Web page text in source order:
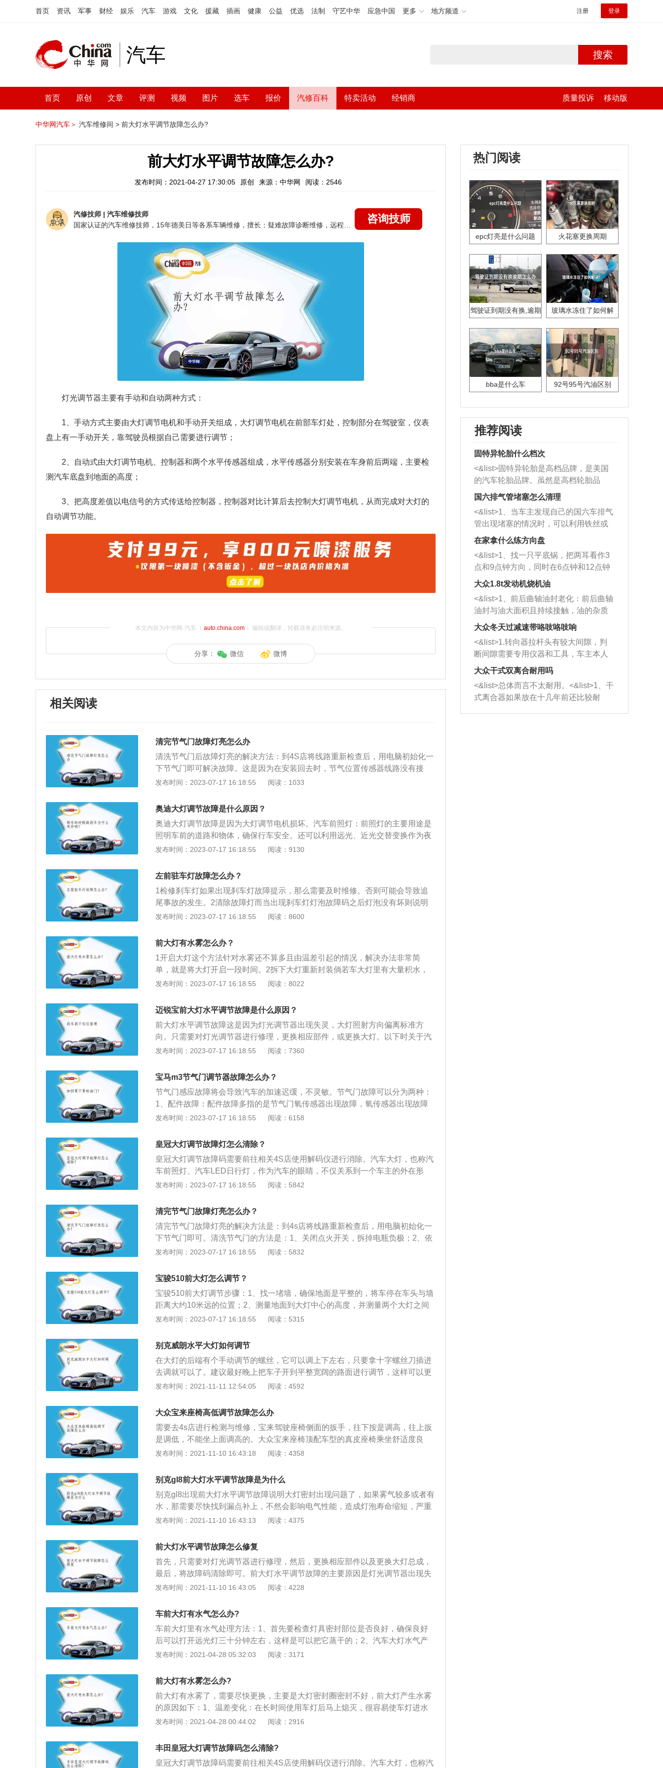
首页 资讯 军事 财经 娱乐 汽车 游戏 文化 援藏 插画 健康 公益 优选 法制 守艺中华 应急中国 更多 地方频道 注册 登录
汽车 搜索
首页 原创 文章 评测 视频 图片 选车 报价 汽修百科 特卖活动 经销商 质量投诉 移动版
中华网汽车＞ 汽车维修间 > 前大灯水平调节故障怎么办?
前大灯水平调节故障怎么办?
发布时间：2021-04-27 17:30:05 原创 来源：中华网 阅读：2546
汽修技师 | 汽车维修技师
咨询技师
灯光调节器主要有手动和自动两种方式：
1、手动方式主要由大灯调节电机和手动开关组成，大灯调节电机在前部车灯处，控制部分在驾驶室，仪表
盘上有一手动开关，靠驾驶员根据自己需要进行调节；
2、自动式由大灯调节电机、控制器和两个水平传感器组成，水平传感器分别安装在车身前后两端，主要检
测汽车底盘到地面的高度；
3、把高度差值以电信号的方式传送给控制器，控制器对比计算后去控制大灯调节电机，从而完成对大灯的
自动调节功能。
本文内容为中华网·汽车（ auto.china.com）编辑或翻译，转载请务必注明来源。
分享： 微信 微博
相关阅读
清完节气门故障灯亮怎么办
清洗节气门后故障灯亮的解决方法：到4S店将线路重新检查后，用电脑初始化一
下节气门即可解决故障。这是因为在安装回去时，节气位置传感器线路没有接
好，或者是节气门没有完全回位时，就点火启动车辆，从而造成传感器信号异
变量是踩了多少油门的反应。如果多踩油门，此时节气门会开得更多，进气量也
会更多。节气门故障会导至气缸不密闭，有漏混合气现象。如缸里的压力不够，
打火很艰难高压电还有，就是缸内压力和混合燃料气体压缩温度达不到引燃条
件，严重时冷机跟本无法着车，燃烧不完全，机车没有力，还有会造成打屁现象
排气管打炮声。
发布时间：2023-07-17 16:18:55 阅读：1033
奥迪大灯调节故障是什么原因？
奥迪大灯调节故障是因为大灯调节电机损坏。汽车前照灯：前照灯的主要用途是
照明车前的道路和物体，确保行车安全。还可以利用远光、近光交替变换作为夜
间超车信号。前照灯安装在汽车头部的两侧，每辆车装2只或4只。灯泡功率为远
低的位置。它是在有雾、下雪、大雨或尘埃弥漫等能见度低的情况下，作为道路
照明并为迎面来车提供信号的灯具。灯光多为黄色，这是因为黄色光波较长，有
良好的透雾性能。灯泡功率一般为35W。
发布时间：2023-07-17 16:18:55 阅读：9130
左前驻车灯故障怎么办？
1检修刹车灯如果出现刹车灯故障提示，那么需要及时维修。否则可能会导致追
尾事故的发生。2清除故障灯而当出现刹车灯灯泡故障码之后灯泡没有坏则说明
是车辆故障码出现异常，到维修店进行消除故障码即可。
发布时间：2023-07-17 16:18:55 阅读：8600
前大灯有水雾怎么办？
1开启大灯这个方法针对水雾还不算多且由温差引起的情况，解决办法非常简
单，就是将大灯开启一段时间。2拆下大灯重新封装倘若车大灯里有大量积水，
解决方法只有打开密封胶，将大灯拆下，仔细检查3直接更换灯罩或大灯这种情
打到大灯锁导致。
发布时间：2023-07-17 16:18:55 阅读：8022
迈锐宝前大灯水平调节故障是什么原因？
前大灯水平调节故障这是因为灯光调节器出现失灵，大灯照射方向偏离标准方
向。只需要对灯光调节器进行修理，更换相应部件，或更换大灯。以下时关于汽
车大灯的相关介绍：1、汽车大灯的简介：汽车大灯，也称汽车前照灯、汽车LE
坏天气条件下的安全驾驶紧密联系。车灯的使用及保养，不可忽略。2、汽车大
灯的发展史：第一个汽车前大灯是家用手提灯，1887年，一个驾驶员在黑暗的旷
野上迷路时，一位农民用手提灯把其引回家。1988年，美国公司将电灯抛物面反
射镜推广于大灯、侧灯和尾灯。
发布时间：2023-07-17 16:18:55 阅读：7360
宝马m3节气门调节器故障怎么办？
节气门感应故障将会导致汽车的加速迟缓，不灵敏。节气门故障可以分为两种：
1、配件故障：配件故障多指的是节气门氧传感器出现故障，氧传感器出现故障
的原因是使用劣质燃油，尤其是掺加了硫的燃油。这种情况下，可以进行更换氧
度过低，进而导致一系列问题。适量规范的节气门清洗可以保证发动机正常工
作，不过清洗一定要有节制，过度的清洗会导致节气门过早报废。
发布时间：2023-07-17 16:18:55 阅读：6158
皇冠大灯调节故障灯怎么清除？
皇冠大灯调节故障码需要前往相关4S店使用解码仪进行消除。汽车大灯，也称汽
车前照灯、汽车LED日行灯，作为汽车的眼睛，不仅关系到一个车主的外在形
象，更与夜间开车或坏天气条件下的安全驾驶紧密联系。汽车车灯的分类如下：
路情况，使驾驶者可以在黑夜里安全的行车。2、组合尾灯。组合尾灯在汽车的
后部，起照明和信号作用。3、转向灯。用来向其它道路使用者表示左转或者右
转向的灯具，法规要求为琥珀色。4、牌照灯。牌照灯主要是照明车牌，使人们
在黑夜中辨别车辆。
发布时间：2023-07-17 16:18:55 阅读：5842
清完节气门故障灯亮怎么办？
清完节气门故障灯亮的解决方法是：到4s店将线路重新检查后，用电脑初始化一
下节气门即可。清洗节气门的方法是：1、关闭点火开关，拆掉电瓶负极；2、依
次拆掉油门线、进气软管、固定节气门的螺丝；3、用清洗剂对节气门清洗，清
用清洗剂；2、要把进气的密封部位清洗干净；3、清洗时要拆除进气管，露出节
气门后拆掉电瓶负极。
发布时间：2023-07-17 16:18:55 阅读：5832
宝骏510前大灯怎么调节？
宝骏510前大灯调节步骤：1、找一堵墙，确保地面是平整的，将车停在车头与墙
距离大约10米远的位置；2、测量地面到大灯中心的高度，并测量两个大灯之间
的距离；3、在墙上比大灯低0.1米的地方张贴一个水平遮蔽胶带，并确保胶带在
墙上胶带的中间；6、继续调整垂直调节螺丝，直到大灯光束是径直向前，为了
确保调整的正确性，测量墙上光束的高度和大灯的高度，确保两者的数值是相等
的；7、调完后坐到车里看下，是否达到想要的目的。宝骏510车身尺寸长宽高分
别为4220mm、1740mm、1615mm。
发布时间：2023-07-17 16:18:55 阅读：5315
别克威朗水平大灯如何调节
在大灯的后端有个手动调节的螺丝，它可以调上下左右，只要拿十字螺丝刀插进
去调就可以了。建议最好晚上把车子开到平整宽阔的路面进行调节，这样可以更
好地看出调节时摆动的方向。汽车大灯长期在震动，高低不平的路段下行驶，会
好的作用了，它可以把灯光重偏离方向调节到正常方向，从而改善照明效果。其
中有一个调节开关按住安装在仪表盘上，有5个档位包括0，1,2,3和默认档位，另
外一个执行大灯调节器在大灯内部。汽车的大灯分为远光灯和近光灯，远光灯光
源高而远，一般用于光线黑暗没有路灯的路道，高速，郊外使用。两车相会时在
150米左右应该把远光灯变成近光灯，窄桥窄路都不可使用远光灯。近光灯光源
发布时间：2021-11-11 12:54:05 阅读：4592
大众宝来座椅高低调节故障怎么办
需要去4s店进行检测与维修，宝来驾驶座椅侧面的扳手，往下按是调高，往上扳
是调低，不能坐上面调高的。大众宝来座椅顶配车型的真皮座椅乘坐舒适度良
好，身材偏瘦的同事坐上去宽度刚好，但体重稍胖的人可能会感觉宽度略有不
下、前后和座椅靠背角度调节外，顶配车型的座椅还带有背部支撑调节功能。汽
车座椅司乘人员提供便于操作、舒适安全的驾驶、乘坐位置。它应具备以下条
件：1、整个车厢内座椅的布置应合理，特别是驾驶员座椅必须处在最佳位置；
2、座椅的外形设计必须符合人体生理功能，在保证舒适性的前提下力求美观；
3、座椅必须安全可靠，应有足够的强度、刚度与耐久性，结构紧凑并尽可能地
置，以确保安全。
发布时间：2021-11-10 16:43:18 阅读：4358
别克gl8前大灯水平调节故障是为什么
别克gl8出现前大灯水平调节故障说明大灯密封出现问题了，如果雾气较多或者有
水，那需要尽快找到漏点补上，不然会影响电气性能，造成灯泡寿命缩短，严重
的可能会短路。如果只是有一点，那就勤观察会不会变多，没有变多趋势就不用
手动开关组成，大灯调节电机在前部车灯处，控制部分在驾驶室，仪表盘上有一
手动开关，靠驾驶员根据自己需要进行调节。自动式由大灯调节电机、控制器和
两个水平传感器组成，水平传感器分别安装在车身前后两端，主要检测汽车底盘
到地面的高度，把高度差值以电信号的方式传送给控制器，控制器对比计算后去
控制大灯调节电机，从而完成对大灯的自动调节功能。
发布时间：2021-11-10 16:43:13 阅读：4375
前大灯水平调节故障怎么修复
首先，只需要对灯光调节器进行修理，然后，更换相应部件以及更换大灯总成，
最后，将故障码清除即可。前大灯水平调节故障的主要原因是灯光调节器出现失
灵，导致大灯照射方向偏离标准方向的现象。灯光汽车上非常重要的照明设备，
线的清晰，从而保证驾驶的安全性。因此，如果灯光出现了故障以及损坏，一定
要及时进行维修，这样才能保证车辆的正常行驶。但是在使用灯光的过程中需要
注意的是，一般在照明情况较好的环境中使用近光灯，不可使用远光灯。因为远
光灯会引起对向车辆驾驶者的眩晕，阻碍视线，很容易引发交通事故，同时这也
是一种很不礼貌的行为。因此，建议驾驶者在城市路段尽量不要使用远光灯。但
发布时间：2021-11-10 16:43:05 阅读：4228
车前大灯有水气怎么办?
车前大灯里有水气处理方法：1、首先要检查灯具密封部位是否良好，确保良好
后可以打开远光灯三十分钟左右，这样是可以把它蒸干的；2、汽车大灯水气产
生的原因：经过太阳照射或开大灯，会使大灯内部空气的温度升高，空气中的水
的；3、另外，有些前大灯并没有采用全密封结构的，设计有通风管，目的在于
实现灯内外的压力平衡；4、所以发生大灯透光镜表面有水气的现象是属于自然
现象来的，这个会随着使用时间延长而自然消失的。
发布时间：2021-04-28 05:32:03 阅读：3171
前大灯有水雾怎么办?
前大灯有水雾了，需要尽快更换，主要是大灯密封圈密封不好，前大灯产生水雾
的原因如下：1、温差变化：在长时间使用车灯后马上熄灭，很容易使车灯进水
雾；2、洗车不当：使用高压水枪冲洗车灯容易使水滴进入通气孔，造成车灯进
水雾。雨雪天也比较容易使大灯进水，然后产生水雾。
发布时间：2021-04-28 00:44:02 阅读：2916
丰田皇冠大灯调节故障码怎么清除?
皇冠大灯调节故障码需要前往相关4S店使用解码仪进行消除。汽车大灯，也称汽
热门阅读
epc灯亮是什么问题 火花塞更换周期
驾驶证到期没有换,逾期
玻璃水冻住了如何解
bba是什么车 92号95号汽油区别
推荐阅读
固特异轮胎什么档次
<&list>固特异轮胎是高档品牌，是美国
的汽车轮胎品牌。虽然是高档轮胎品
牌，但是中高低端的轮胎都有生产，这
也是为了更好的开拓市场。
国六排气管堵塞怎么清理
<&list>1、当车主发现自己的国六车排气
管出现堵塞的情况时，可以利用铁丝或
者是细棍，直接将杂物给取出来，如果
堵塞情况比较严重，也可以采取应急措
施。 <&list>2、直接利用木棍将所有的
杂物推到排气管里面的位置处，然后将
三元催化器拆解开，就可以将堵塞的东
西取出来。但如果是因为积碳过多引起
的堵塞，就需要将三元催化器泡在草酸
洗剂对堵塞的情况得到解决，将清洗剂
放在燃油箱中，与燃油混合后，车辆启
动时，就可以和汽油一起进入到燃烧
室，最后形成废气排出，就可以让三元
催化器得到清洗，排气管堵塞的情况就
能够得到解决。
在家拿什么练方向盘
<&list>1、找一只平底锅，把两耳看作3
点和9点钟方向，同时在6点钟和12点钟
方向做一个标记。 <&list>2、双手握住
一圈半的练习，往右同样也要打相同的
圈数。 <&list>3、最后强调要反复练
习，这样就可以形成肌肉记忆，在真实
驾驶车辆时，不需要记忆也能打好方
向。
大众1.8t发动机烧机油
<&list>1、前后曲轴油封老化：前后曲轴
油封与油大面积且持续接触，油的杂质
和发动机内持续温度变化使其密封效果
逐渐减弱，导致渗油或漏油。<&list>2、
活塞间隙过大：积碳会使活塞环与缸体
的间隙扩大，导致机油流入燃烧室中，
造成烧机油。<&list>3、机油粘度。使用
机油粘度过小的话，同样会有烧机油现
象，机油粘度过小具有很好的流动性，
大众冬天过减速带咯吱咯吱响
<&list>1.转向器拉杆头有较大间隙，判
断间隙需要专用仪器和工具，车主本人
无法制作，需要将车辆送到修理厂或4s
店；<&list>2.车辆半轴套管防尘罩破
裂，破裂后会出现漏油现象，使半轴磨
损严重，磨损的半轴容易损坏，产生异
响；<&list>3.稳定器的转向胶套和球头
大众干式双离合耐用吗
<&list>总体而言不太耐用。<&list>1、干
式离合器如果放在十几年前还比较耐